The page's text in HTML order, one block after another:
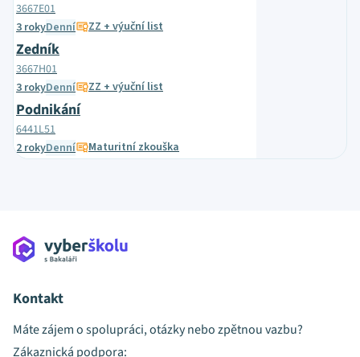
3667E01
3 rokyDenní ZZ + výuční list
Zedník
3667H01
3 rokyDenní ZZ + výuční list
Podnikání
6441L51
2 rokyDenní Maturitní zkouška
Kontakt
Máte zájem o spolupráci, otázky nebo zpětnou vazbu?
Zákaznická podpora: